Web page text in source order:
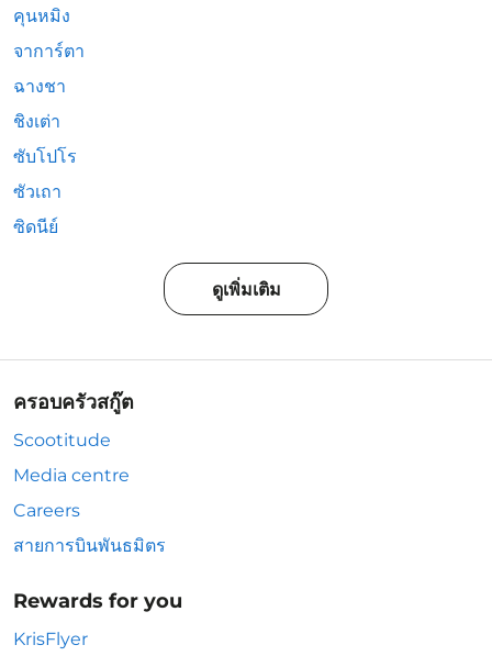
คุนหมิง
จาการ์ตา
ฉางชา
ชิงเต่า
ซับโปโร
ซัวเถา
ซิดนีย์
ดูเพิ่มเติม
ครอบครัวสกู๊ต
Scootitude
Media centre
Careers
สายการบินพันธมิตร
Rewards for you
KrisFlyer